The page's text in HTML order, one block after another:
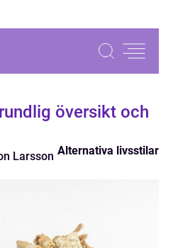
översikt och
Larsson Alternativa livsstilar